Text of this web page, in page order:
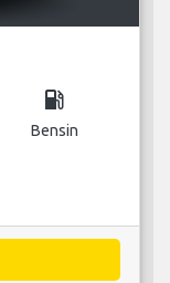
local_gas_station
Bensin